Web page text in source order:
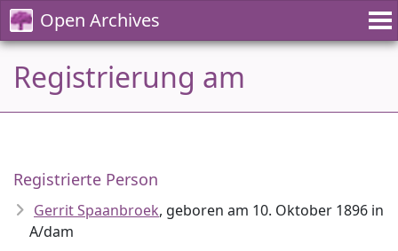
Open Archives
Registrierung am
Registrierte Person
Gerrit Spaanbroek, geboren am 10. Oktober 1896 in
A/dam